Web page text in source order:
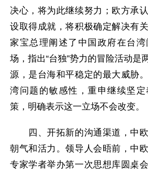
决心，将为此继续努力；欧方承
设取得成就，将积极确定解决有
家宝总理阐述了中国政府在台
场，指出“台独”势力的冒险活动是
源，是台海和平稳定的最大威胁
湾问题的敏感性，重申继续坚
策，明确表示这一立场不会改变。
四、开拓新的沟通渠道，中欧
朝气和活力。领导人会晤前，中
专家学者举办第一次思想库圆桌